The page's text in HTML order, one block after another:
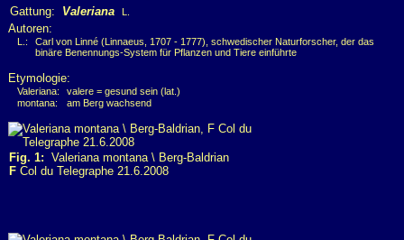
Gattung: Valeriana L.
Autoren:
L.:
Carl von Linné (Linnaeus, 1707 - 1777), schwedischer Naturforscher, der das
binäre Benennungs-System für Pflanzen und Tiere einführte
Etymologie:
Valeriana:
valere = gesund sein (lat.)
montana:
am Berg wachsend
Fig. 1: Valeriana montana \ Berg-Baldrian
F Col du Telegraphe 21.6.2008